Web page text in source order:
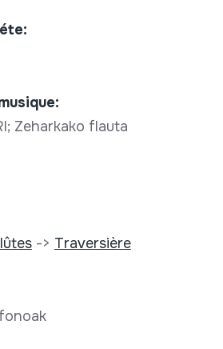
Zeharkako flauta
-> Traversière